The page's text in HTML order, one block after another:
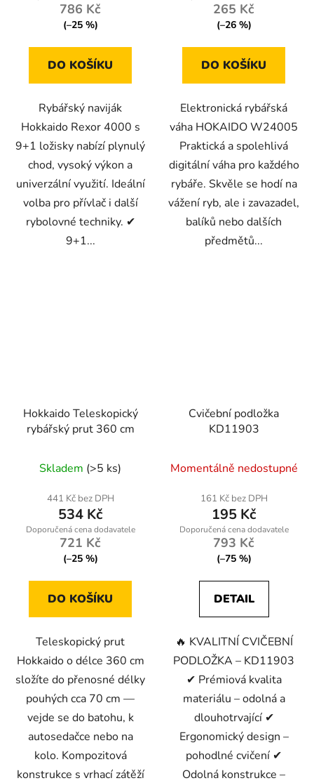
786 Kč
(–25 %)
DO KOŠÍKU
Rybářský naviják
Hokkaido Rexor 4000 s
9+1 ložisky nabízí plynulý
chod, vysoký výkon a
univerzální využití. Ideální
volba pro přívlač i další
rybolovné techniky. ✔
9+1...
265 Kč
(–26 %)
DO KOŠÍKU
Elektronická rybářská
váha HOKAIDO W24005
Praktická a spolehlivá
digitální váha pro každého
rybáře. Skvěle se hodí na
vážení ryb, ale i zavazadel,
balíků nebo dalších
předmětů...
Hokkaido Teleskopický
rybářský prut 360 cm
Skladem (>5 ks)
441 Kč bez DPH
534 Kč
721 Kč
(–25 %)
DO KOŠÍKU
Teleskopický prut
Hokkaido o délce 360 cm
složíte do přenosné délky
pouhých cca 70 cm —
vejde se do batohu, k
autosedačce nebo na
kolo. Kompozitová
konstrukce s vrhací zátěží
Cvičební podložka
KD11903
Momentálně nedostupné
161 Kč bez DPH
195 Kč
793 Kč
(–75 %)
DETAIL
🔥 KVALITNÍ CVIČEBNÍ
PODLOŽKA – KD11903
✔ Prémiová kvalita
materiálu – odolná a
dlouhotrvající ✔
Ergonomický design –
pohodlné cvičení ✔
Odolná konstrukce –